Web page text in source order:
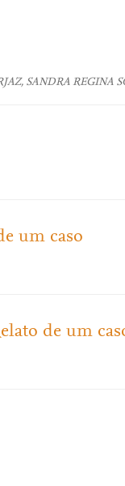
SANDRA REGINA
um caso
de um